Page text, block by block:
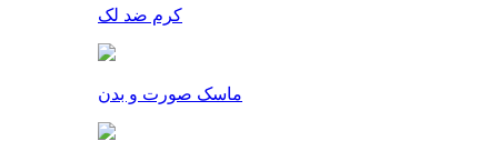
کرم ضد لک
ماسک صورت و بدن